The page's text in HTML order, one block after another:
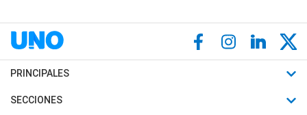
PRINCIPALES
Últimas Noticias
SECCIONES